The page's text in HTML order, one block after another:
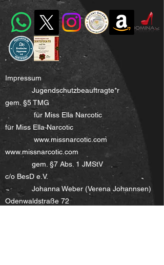
Impressum
Jugendschutzbeauftragte*r
gem. §5 TMG
für Miss Ella Narcotic
für Miss Ella Narcotic
www.missnarcotic.com
www.missnarcotic.com
gem. §7 Abs. 1 JMStV
c/o BesD e.V.
Johanna Weber (Verena Johannsen)
Odenwaldstraße 72